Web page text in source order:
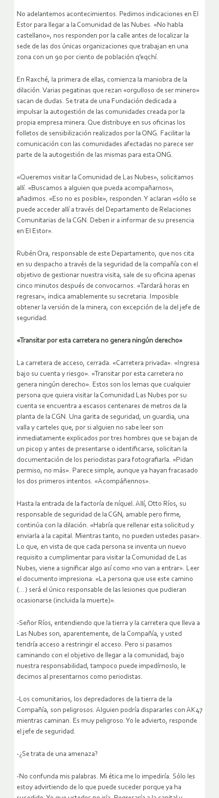
No adelantemos acontecimientos. Pedimos indicaciones en El
Estor para llegar a la Comunidad de las Nubes. «No habla
castellano», nos responden por la calle antes de localizar la
sede de las dos únicas organizaciones que trabajan en una
zona con un 90 por ciento de población q’eqchí.
En Raxché, la primera de ellas, comienza la maniobra de la
dilación. Varias pegatinas que rezan «orgulloso de ser minero»
sacan de dudas. Se trata de una Fundación dedicada a
impulsar la autogestión de las comunidades creada por la
propia empresa minera. Que distribuye en sus oficinas los
folletos de sensibilización realizados por la ONG. Facilitar la
comunicación con las comunidades afectadas no parece ser
parte de la autogestión de las mismas para esta ONG.
«Queremos visitar la Comunidad de Las Nubes», solicitamos
allí. «Buscamos a alguien que pueda acompañarnos»,
añadimos. «Eso no es posible», responden. Y aclaran «sólo se
puede acceder allí a través del Departamento de Relaciones
Comunitarias de la CGN. Deben ir a informar de su presencia
en El Estor».
Rubén Ora, responsable de este Departamento, que nos cita
en su despacho a través de la seguridad de la compañía con el
objetivo de gestionar nuestra visita, sale de su oficina apenas
cinco minutos después de convocarnos. «Tardará horas en
regresar», indica amablemente su secretaria. Imposible
obtener la versión de la minera, con excepción de la del jefe de
seguridad.
«Transitar por esta carretera no genera ningún derecho»
La carretera de acceso, cerrada. «Carretera privada». «Ingresa
bajo su cuenta y riesgo». «Transitar por esta carretera no
genera ningún derecho». Estos son los lemas que cualquier
persona que quiera visitar la Comunidad Las Nubes por su
cuenta se encuentra a escasos centenares de metros de la
planta de la CGN. Una garita de seguridad, un guardia, una
valla y carteles que, por si alguien no sabe leer son
inmediatamente explicados por tres hombres que se bajan de
un picop y antes de presentarse o identificarse, solicitan la
documentación de los periodistas para fotografiarla. «Pidan
permiso, no más». Parece simple, aunque ya hayan fracasado
los dos primeros intentos. «Acompáñennos».
Hasta la entrada de la factoría de níquel. Allí, Otto Ríos, su
responsable de seguridad de la CGN, amable pero firme,
continúa con la dilación. «Habría que rellenar esta solicitud y
enviarla a la capital. Mientras tanto, no pueden ustedes pasar».
Lo que, en vista de que cada persona se inventa un nuevo
requisito a cumplimentar para visitar la Comunidad de Las
Nubes, viene a significar algo así como «no van a entrar». Leer
el documento impresiona: «La persona que use este camino
(…) será el único responsable de las lesiones que pudieran
ocasionarse (incluida la muerte)».
-Señor Ríos, entendiendo que la tierra y la carretera que lleva a
Las Nubes son, aparentemente, de la Compañía, y usted
tendría acceso a restringir el acceso. Pero si pasamos
caminando con el objetivo de llegar a la comunidad, bajo
nuestra responsabilidad, tampoco puede impedírnoslo, le
decimos al presentarnos como periodistas.
-Los comunitarios, los depredadores de la tierra de la
Compañía, son peligrosos. Alguien podría dispararles con AK47
mientras caminan. Es muy peligroso. Yo le advierto, responde
el jefe de seguridad.
-¿Se trata de una amenaza?
-No confunda mis palabras. Mi ética me lo impediría. Sólo les
estoy advirtiendo de lo que puede suceder porque ya ha